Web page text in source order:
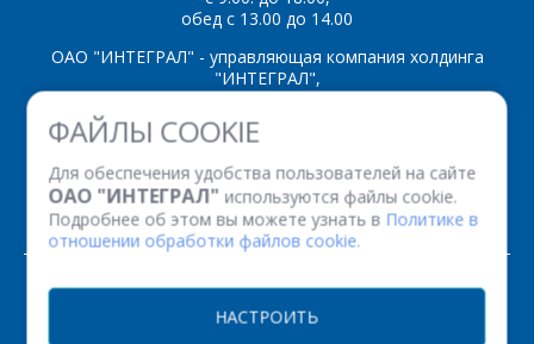
ФАЙЛЫ COOKIE
Для обеспечения удобства пользователей на сайте
ОАО "ИНТЕГРАЛ" используются файлы cookie.
Подробнее об этом вы можете узнать в Политике в
отношении обработки файлов cookie.
НАСТРОИТЬ
обед с 13.00 до 14.00
ОАО "ИНТЕГРАЛ" - управляющая компания холдинга
"ИНТЕГРАЛ",
ул. Казинца И.П., д.121А, комната 327, г. Минск, 220108,
Республика Беларусь
Факс: (+375 17) 338 12 94 УНП 100386629
Рег. номер 100386629 от 01.08.2013 г.
© 2026. Все права защищены.